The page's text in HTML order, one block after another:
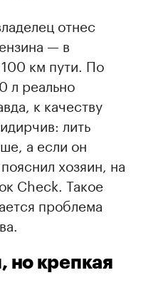
отнес
— в
км пути. По
л реально
к качеству
лить
а если он
хозяин, на
Check. Такое
проблема
но крепкая